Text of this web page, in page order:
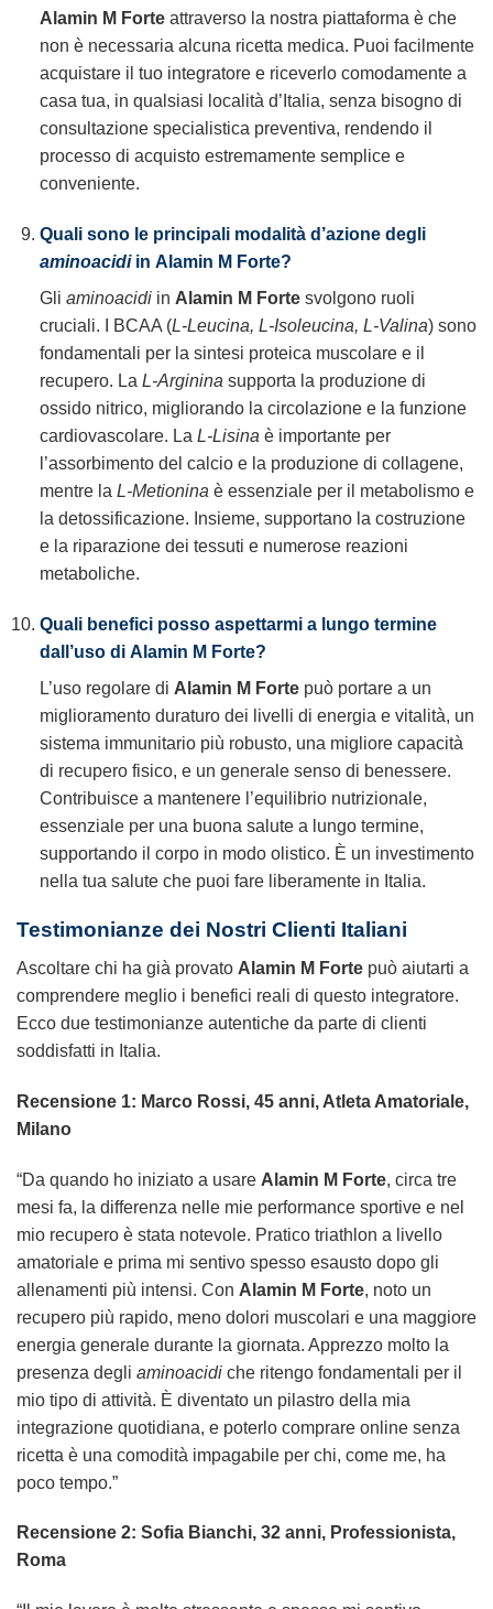
Alamin M Forteattraverso la nostra piattaforma è che
non è necessaria alcuna ricetta medica. Puoi facilmente
acquistare il tuo integratore e riceverlo comodamente a
casa tua, in qualsiasi località d’Italia, senza bisogno di
consultazione specialistica preventiva, rendendo il
processo di acquisto estremamente semplice e
conveniente.
Quali sono le principali modalità d’azione degli
aminoacidiin Alamin M Forte?
Gli aminoacidiin Alamin M Fortesvolgono ruoli
cruciali. I BCAA (L-Leucina, L-Isoleucina, L-Valina) sono
fondamentali per la sintesi proteica muscolare e il
recupero. La L-Arginina supporta la produzione di
ossido nitrico, migliorando la circolazione e la funzione
cardiovascolare. La L-Lisina è importante per
l’assorbimento del calcio e la produzione di collagene,
mentre la L-Metionina è essenziale per il metabolismo e
la detossificazione. Insieme, supportano la costruzione
e la riparazione dei tessuti e numerose reazioni
metaboliche.
Quali benefici posso aspettarmi a lungo termine
dall’uso di Alamin M Forte?
L’uso regolare di Alamin M Fortepuò portare a un
miglioramento duraturo dei livelli di energia e vitalità, un
sistema immunitario più robusto, una migliore capacità
di recupero fisico, e un generale senso di benessere.
Contribuisce a mantenere l’equilibrio nutrizionale,
essenziale per una buona salute a lungo termine,
supportando il corpo in modo olistico. È un investimento
nella tua salute che puoi fare liberamente in Italia.
Testimonianze dei Nostri Clienti Italiani
Ascoltare chi ha già provato Alamin M Forte può aiutarti a
comprendere meglio i benefici reali di questo integratore.
Ecco due testimonianze autentiche da parte di clienti
soddisfatti in Italia.
Recensione 1: Marco Rossi, 45 anni, Atleta Amatoriale,
Milano
“Da quando ho iniziato a usare Alamin M Forte, circa tre
mesi fa, la differenza nelle mie performance sportive e nel
mio recupero è stata notevole. Pratico triathlon a livello
amatoriale e prima mi sentivo spesso esausto dopo gli
allenamenti più intensi. Con Alamin M Forte, noto un
recupero più rapido, meno dolori muscolari e una maggiore
energia generale durante la giornata. Apprezzo molto la
presenza degli aminoacidi che ritengo fondamentali per il
mio tipo di attività. È diventato un pilastro della mia
integrazione quotidiana, e poterlo comprare online senza
ricetta è una comodità impagabile per chi, come me, ha
poco tempo.”
Recensione 2: Sofia Bianchi, 32 anni, Professionista,
Roma